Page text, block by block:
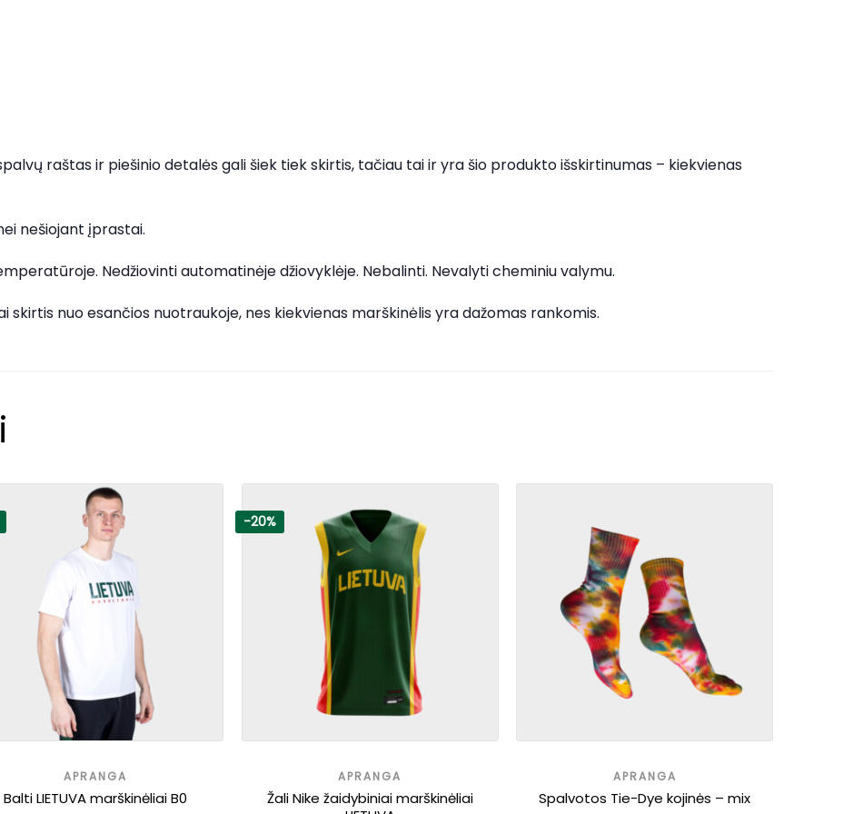
raštas ir piešinio detalės gali šiek tiek skirtis, tačiau tai ir yra šio produkto išskirtinumas – kiekvienas
nešiojant įprastai.
Nedžiovinti automatinėje džiovyklėje. Nebalinti. Nevalyti cheminiu valymu.
skirtis nuo esančios nuotraukoje, nes kiekvienas marškinėlis yra dažomas rankomis.
APRANGA
Balti LIETUVA marškinėliai B0
-20%
APRANGA
Žali Nike žaidybiniai marškinėliai
APRANGA
Spalvotos Tie-Dye kojinės – mix